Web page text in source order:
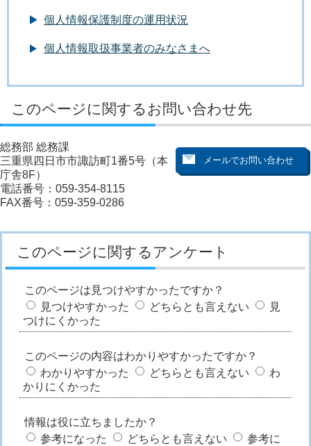
個人情報保護制度の運用状況
個人情報取扱事業者のみなさまへ
このページに関するお問い合わせ先
総務部 総務課
三重県四日市市諏訪町1番5号（本
庁舎8F）
電話番号：059-354-8115
FAX番号：059-359-0286
このページに関するアンケート
このページは見つけやすかったですか？
見つけやすかった
どちらとも言えない
見
つけにくかった
このページの内容はわかりやすかったですか？
わかりやすかった
どちらとも言えない
わ
かりにくかった
情報は役に立ちましたか？
参考になった
どちらとも言えない
参考に